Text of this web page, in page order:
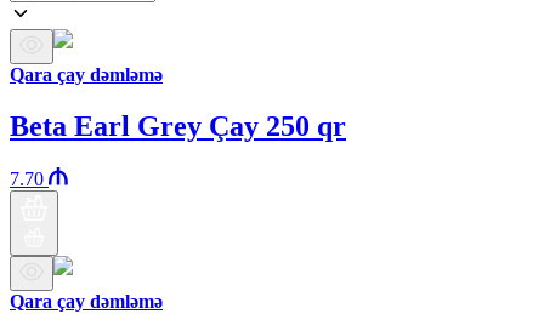
Qara çay dəmləmə
Beta Earl Grey Çay 250 qr
7.70
Qara çay dəmləmə